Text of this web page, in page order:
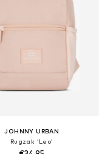
JOHNNY URBAN
Rugzak 'Leo'